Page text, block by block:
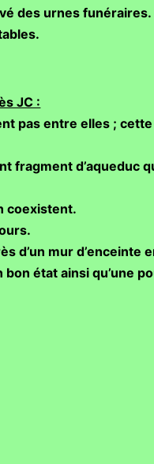
des urnes funéraires.
JC :
pas entre elles ;
fragment d’aqueduc
coexistent.
mur d’enceinte
état ainsi qu’une